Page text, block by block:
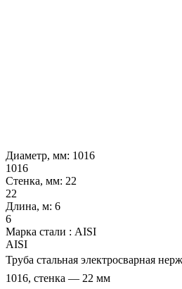
Диаметр, мм: 1016
1016
Стенка, мм: 22
22
Длина, м: 6
6
Марка стали : AISI
AISI
Труба стальная электросварная
1016, стенка — 22 мм